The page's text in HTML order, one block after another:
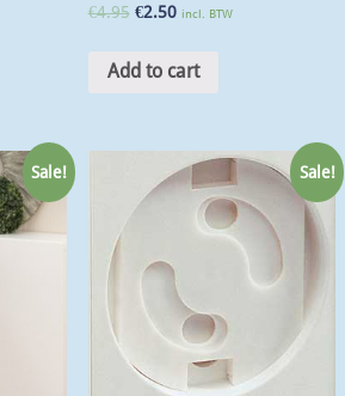
€4.95 €2.50 incl. BTW
Add to cart
Sale! Sale!